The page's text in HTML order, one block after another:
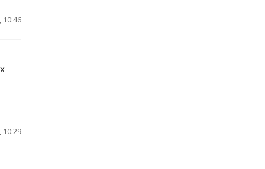
10:46
10:29